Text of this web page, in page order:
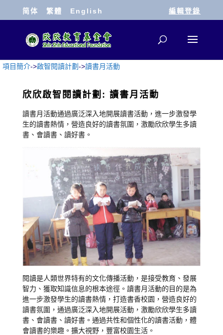
简体 繁體 English 編輯登錄
項目簡介->啟智閱讀計劃->讀書月活動
欣欣啟智閱讀計劃: 讀書月活動
讀書月活動通過廣泛深入地開展讀書活動，進一步激發學
生的讀書熱情，營造良好的讀書氛圍，激勵欣欣學生多讀
書、會讀書、讀好書。
閱讀是人類世界特有的文化傳播活動，是接受教育、發展
智力、獲取知識信息的根本途徑。讀書月活動的目的是為
進一步激發學生的讀書熱情，打造書香校園，營造良好的
讀書氛圍，通過廣泛深入地開展活動，激勵欣欣學生多讀
書、會讀書、讀好書。通過共性和個性化的讀書活動，體
會讀書的樂趣。擴大視野，豐富校園生活。